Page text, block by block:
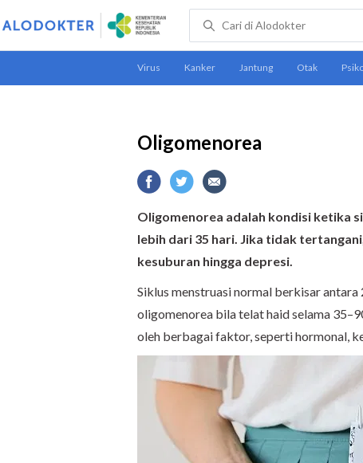
Oligomenorea
Oligomenorea adalah kondisi ketika
lebih dari 35 hari. Jika tidak
kesuburan hingga depresi.
Siklus menstruasi normal berkisar
oligomenorea bila telat haid selama
oleh berbagai faktor, seperti hormonal,